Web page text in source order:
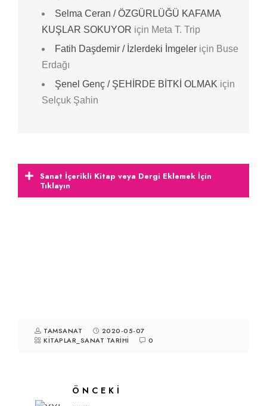
Selma Ceran / ÖZGÜRLÜĞÜ KAFAMA
KUŞLAR SOKUYOR için Meta T. Trip
Fatih Daşdemir / İzlerdeki İmgeler için Buse
Erdağı
Şenel Genç / ŞEHİRDE BİTKİ OLMAK için
Selçuk Şahin
Sanat İçerikli Kitap veya Dergi Eklemek İçin
Tıklayın
TAMSANAT
2020-05-07
KITAPLAR_SANAT TARIHI
0
ÖNCEKI